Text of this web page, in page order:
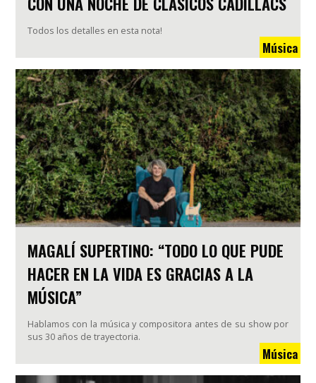
Todos los detalles en esta nota!
Música
MAGALÍ SUPERTINO: “TODO LO QUE PUDE
HACER EN LA VIDA ES GRACIAS A LA
MÚSICA”
Hablamos con la música y compositora antes de su show por
sus 30 años de trayectoria.
Música